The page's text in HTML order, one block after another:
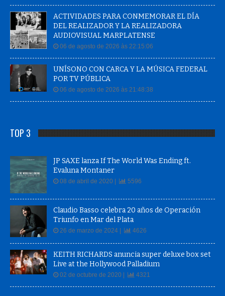
ACTIVIDADES PARA CONMEMORAR EL DÍA
DEL REALIZADOR Y LA REALIZADORA
AUDIOVISUAL MARPLATENSE
06 de agosto de 2026 às 22:15:06
UNÍSONO CON CARCA Y LA MÚSICA FEDERAL
POR TV PÚBLICA
06 de agosto de 2026 às 21:48:38
TOP 3
JP SAXE lanza If The World Was Ending ft.
Evaluna Montaner
08 de abril de 2020 | 5596
Claudio Basso celebra 20 años de Operación
Triunfo en Mar del Plata
26 de marzo de 2024 | 4626
KEITH RICHARDS anuncia super deluxe box set
Live at the Hollywood Palladium
02 de octubre de 2020 | 4321